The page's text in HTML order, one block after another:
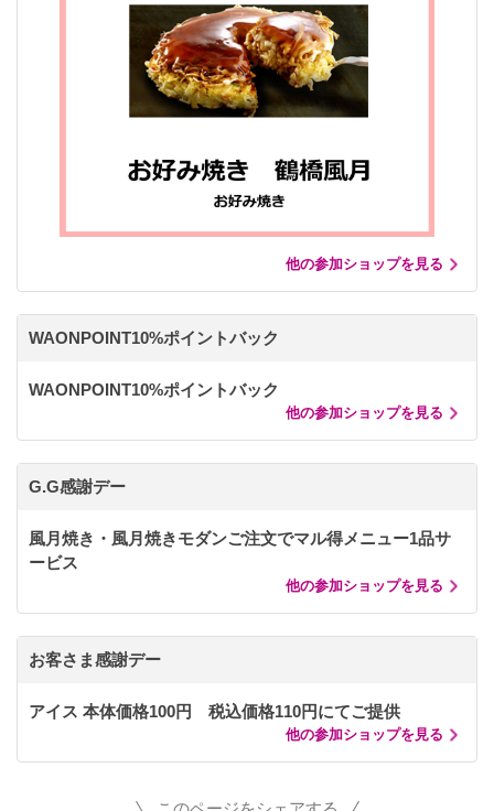
他の参加ショップを見る
WAONPOINT10%ポイントバック
WAONPOINT10%ポイントバック
他の参加ショップを見る
G.G感謝デー
風月焼き・風月焼きモダンご注文でマル得メニュー1品サ
ービス
他の参加ショップを見る
お客さま感謝デー
アイス 本体価格100円 税込価格110円にてご提供
他の参加ショップを見る